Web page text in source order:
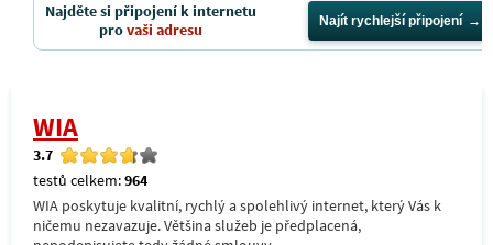
Najděte si připojení k internetu
provaši adresu Najít rychlejší připojení
WIA
3.7
testů celkem:964
WIA poskytuje kvalitní, rychlý a spolehlivý internet, který Vás k
ničemu nezavazuje. Většina služeb je předplacená,